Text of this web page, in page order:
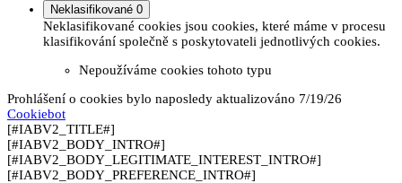
Neklasifikované 0
Neklasifikované cookies jsou cookies, které máme v procesu
klasifikování společně s poskytovateli jednotlivých cookies.
Nepoužíváme cookies tohoto typu
Prohlášení o cookies bylo naposledy aktualizováno 7/19/26
Cookiebot
[#IABV2_TITLE#]
[#IABV2_BODY_INTRO#]
[#IABV2_BODY_LEGITIMATE_INTEREST_INTRO#]
[#IABV2_BODY_PREFERENCE_INTRO#]